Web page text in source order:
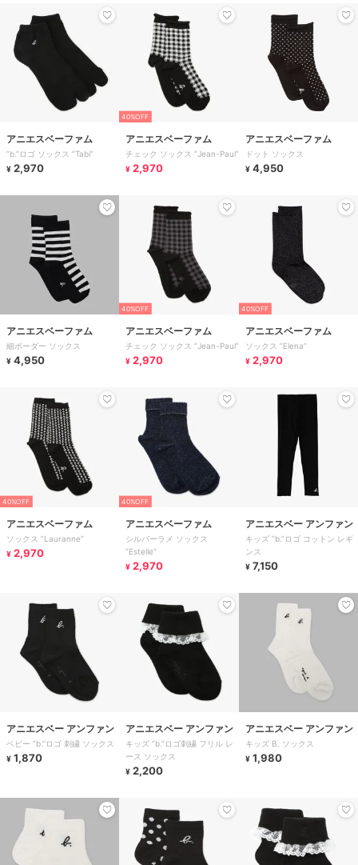
アニエスベーファム
”b.”ロゴ ソックス ”Tabi”
¥ 2,970
40%OFF
アニエスベーファム
チェック ソックス ”Jean-Paul”
¥ 2,970
アニエスベーファム
ドット ソックス
¥ 4,950
アニエスベーファム
細ボーダー ソックス
¥ 4,950
40%OFF
アニエスベーファム
チェック ソックス ”Jean-Paul”
¥ 2,970
40%OFF
アニエスベーファム
ソックス ”Elena”
¥ 2,970
40%OFF
アニエスベーファム
ソックス ”Lauranne”
¥ 2,970
40%OFF
アニエスベーファム
シルバーラメ ソックス
”Estelle”
¥ 2,970
アニエスベー アンファン
キッズ ”b.”ロゴ コットン レギ
ンス
¥ 7,150
アニエスベー アンファン
ベビー ”b.”ロゴ 刺繍 ソックス
¥ 1,870
アニエスベー アンファン
キッズ ”b.”ロゴ刺繍 フリル レ
ース ソックス
¥ 2,200
アニエスベー アンファン
キッズ B. ソックス
¥ 1,980